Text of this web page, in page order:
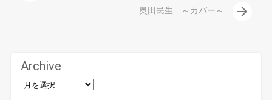
奥田民生 ～カバー～
arrow_forward
Archive